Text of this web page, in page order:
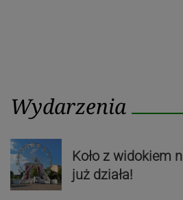
Wydarzenia
Koło z widokiem
już działa!